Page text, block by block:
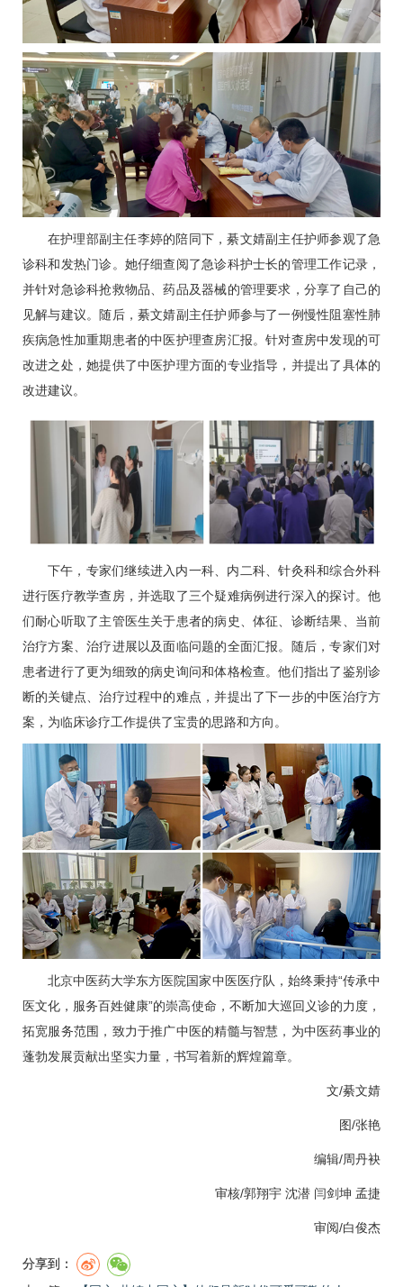
在护理部副主任李婷的陪同下，綦文婧副主任护师参观了急
诊科和发热门诊。她仔细查阅了急诊科护士长的管理工作记录，
并针对急诊科抢救物品、药品及器械的管理要求，分享了自己的
见解与建议。随后，綦文婧副主任护师参与了一例慢性阻塞性肺
疾病急性加重期患者的中医护理查房汇报。针对查房中发现的可
改进之处，她提供了中医护理方面的专业指导，并提出了具体的
改进建议。
下午，专家们继续进入内一科、内二科、针灸科和综合外科
进行医疗教学查房，并选取了三个疑难病例进行深入的探讨。他
们耐心听取了主管医生关于患者的病史、体征、诊断结果、当前
治疗方案、治疗进展以及面临问题的全面汇报。随后，专家们对
患者进行了更为细致的病史询问和体格检查。他们指出了鉴别诊
断的关键点、治疗过程中的难点，并提出了下一步的中医治疗方
案，为临床诊疗工作提供了宝贵的思路和方向。
北京中医药大学东方医院国家中医医疗队，始终秉持“传承中
医文化，服务百姓健康”的崇高使命，不断加大巡回义诊的力度，
拓宽服务范围，致力于推广中医的精髓与智慧，为中医药事业的
蓬勃发展贡献出坚实力量，书写着新的辉煌篇章。
文/綦文婧
图/张艳
编辑/周丹袂
审核/郭翔宇 沈潜 闫剑坤 孟捷
审阅/白俊杰
分享到：